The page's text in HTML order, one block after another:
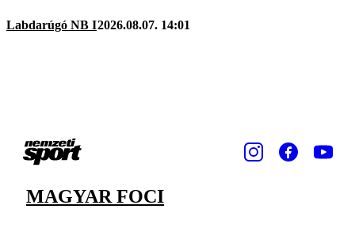
Labdarúgó NB I2026.08.07. 14:01
MAGYAR FOCI